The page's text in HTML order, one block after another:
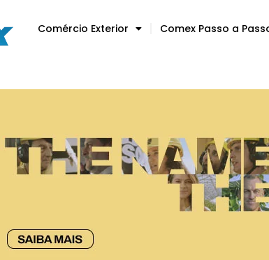
Comércio Exterior Comex Passo a